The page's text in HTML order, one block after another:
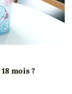
mois ?